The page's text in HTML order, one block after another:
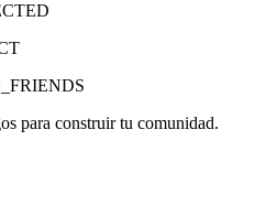
para construir tu comunidad.